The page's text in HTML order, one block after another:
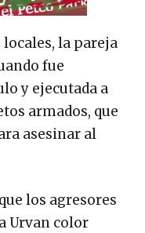
la pareja
fue
y ejecutada a
armados, que
asesinar al
los agresores
Urvan color